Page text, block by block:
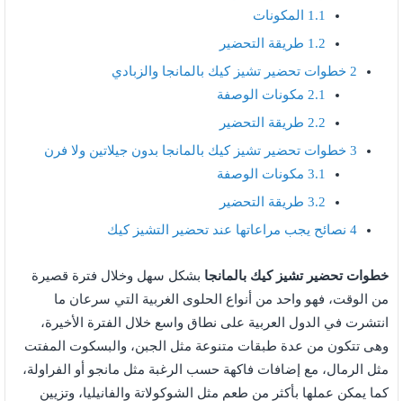
1.1 المكونات
1.2 طريقة التحضير
2 خطوات تحضير تشيز كيك بالمانجا والزبادي
2.1 مكونات الوصفة
2.2 طريقة التحضير
3 خطوات تحضير تشيز كيك بالمانجا بدون جيلاتين ولا فرن
3.1 مكونات الوصفة
3.2 طريقة التحضير
4 نصائح يجب مراعاتها عند تحضير التشيز كيك
خطوات تحضير تشيز كيك بالمانجا بشكل سهل وخلال فترة قصيرة
من الوقت، فهو واحد من أنواع الحلوى الغربية التي سرعان ما
انتشرت في الدول العربية على نطاق واسع خلال الفترة الأخيرة،
وهى تتكون من عدة طبقات متنوعة مثل الجبن، والبسكوت المفتت
مثل الرمال، مع إضافات فاكهة حسب الرغبة مثل مانجو أو الفراولة،
كما يمكن عملها بأكثر من طعم مثل الشوكولاتة والفانيليا، وتزيين